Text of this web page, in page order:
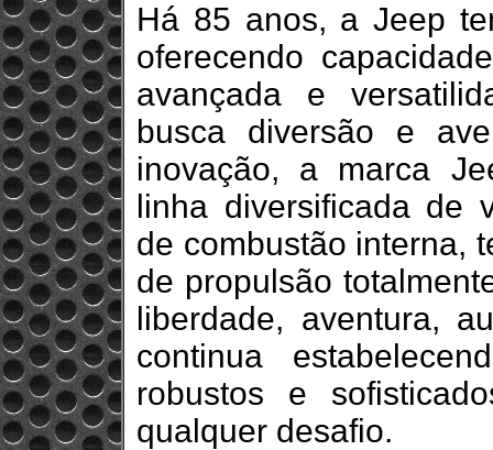
Há 85 anos, a Jeep
oferecendo
avançada e
busca diversão e
inovação, a marca
linha diversificada de
de combustão interna,
de propulsão
liberdade, aventura,
continua
robustos e
qualquer desafio.